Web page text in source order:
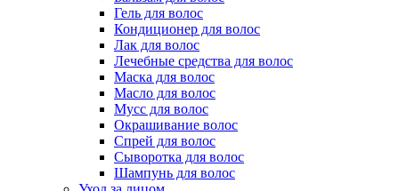
Гель для волос
Кондиционер для волос
Лак для волос
Лечебные средства для волос
Маска для волос
Масло для волос
Мусс для волос
Окрашивание волос
Спрей для волос
Сыворотка для волос
Шампунь для волос